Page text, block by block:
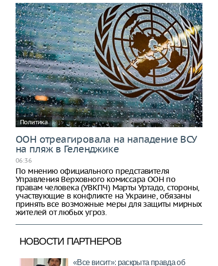
Политика
ООН отреагировала на нападение ВСУ
на пляж в Геленджике
06:36
По мнению официального представителя
Управления Верховного комиссара ООН по
правам человека (УВКПЧ) Марты Уртадо, стороны,
участвующие в конфликте на Украине, обязаны
принять все возможные меры для защиты мирных
жителей от любых угроз.